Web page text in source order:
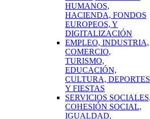
HUMANOS,
HACIENDA, FONDOS
EUROPEOS, Y
DIGITALIZACIÓN
EMPLEO, INDUSTRIA,
COMERCIO,
TURISMO,
EDUCACIÓN,
CULTURA, DEPORTES
Y FIESTAS
SERVICIOS SOCIALES,
COHESIÓN SOCIAL,
IGUALDAD,